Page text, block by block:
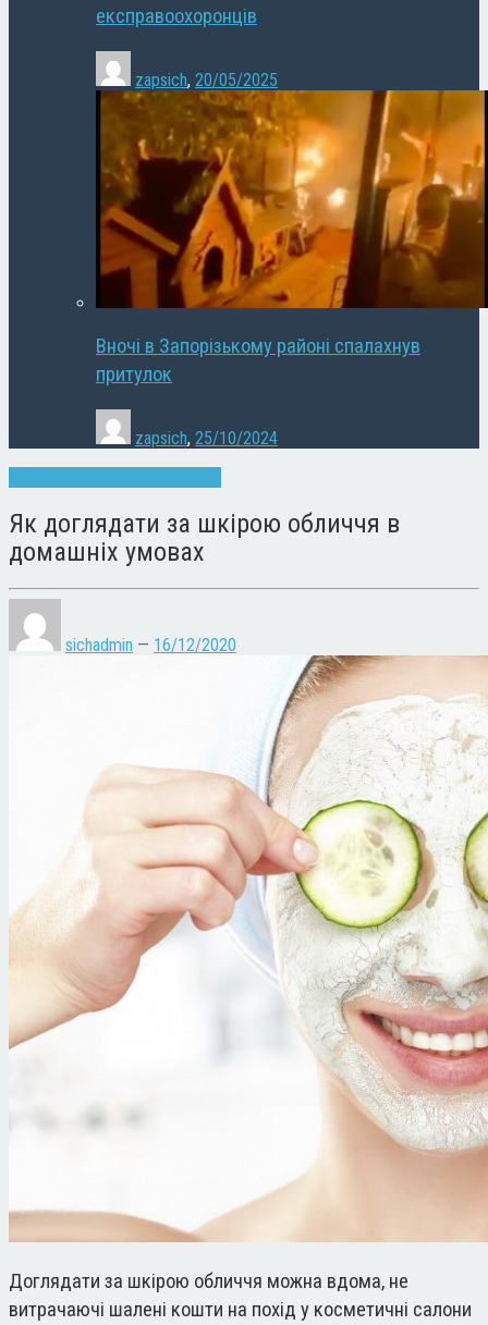
експравоохоронців
zapsich, 20/05/2025
Вночі в Запорізькому районі спалахнув
притулок
zapsich, 25/10/2024
Як доглядати за шкірою обличчя в
домашніх умовах
sichadmin — 16/12/2020
Доглядати за шкірою обличчя можна вдома, не
витрачаючі шалені кошти на похід у косметичні салони